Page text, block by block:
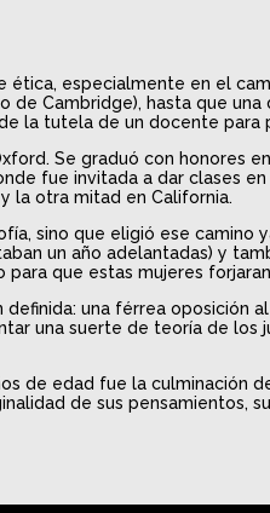
especialmente en el
Cambridge), hasta que
la tutela de un docente
Se graduó con honores
fue invitada a dar clases
la otra mitad en California.
sino que eligió ese camino
un año adelantadas) y
que estas mujeres
una férrea oposición
una suerte de teoría de
de edad fue la culminación
de sus pensamientos,